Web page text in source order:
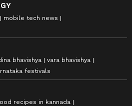
mobile tech news
bhavishya
vara bhavishya
festivals
recipes in kannada